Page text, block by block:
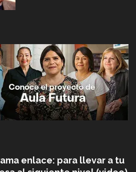
enlace: para llevar a tu